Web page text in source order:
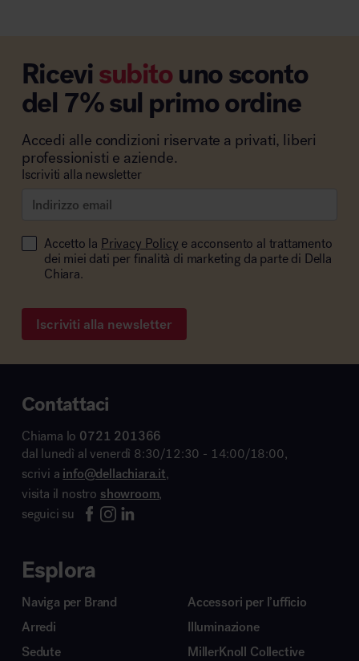
Ricevisubitouno sconto
del 7% sul primo ordine
Accedi alle condizioni riservate a privati, liberi
professionisti e aziende.
Iscriviti alla newsletter
Accetto la Privacy Policy e acconsento al trattamento
dei miei dati per finalità di marketing da parte di Della
Chiara.
Iscriviti alla newsletter
Contattaci
Chiama lo 0721 201366
dal lunedì al venerdì 8:30/12:30 - 14:00/18:00,
scrivi a info@dellachiara.it,
visita il nostro showroom,
seguici su
Esplora
Naviga per Brand
Arredi
Sedute
Accessori per l’ufficio
Illuminazione
MillerKnoll Collective